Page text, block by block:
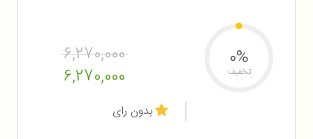
6,270,000
6,270,000
0%
تخفیف
بدون رای